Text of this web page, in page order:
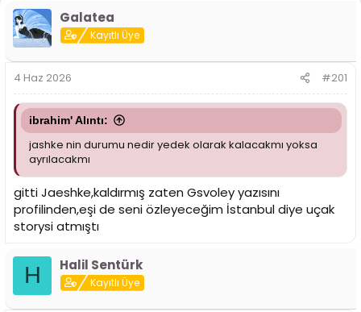
u
y
u
B
a
ş
l
a
t
a
n
a
n
ı
t
a
r
i
Galatea
Kayıtlı Üye
4 Haz 2026 #201
ibrahim' Alıntı:
jashke nin durumu nedir yedek olarak kalacakmı yoksa
ayrılacakmı
gitti Jaeshke,kaldırmış zaten Gsvoley yazısını
profilinden,eşi de seni özleyeceğim İstanbul diye uçak
storysi atmıştı
H Halil Sentürk
Kayıtlı Üye